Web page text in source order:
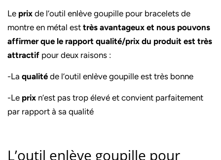
Le prix de l’outil enlève goupille pour bracelets de
montre en métal est très avantageux et nous pouvons
affirmer que le rapport qualité/prix du produit est très
attractif pour deux raisons :
-La qualité de l’outil enlève goupille est très bonne
-Le prix n’est pas trop élevé et convient parfaitement
par rapport à sa qualité
L’outil enlève goupille pour